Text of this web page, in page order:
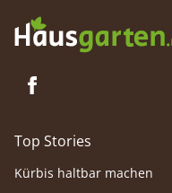
Top Stories
Kürbis haltbar machen